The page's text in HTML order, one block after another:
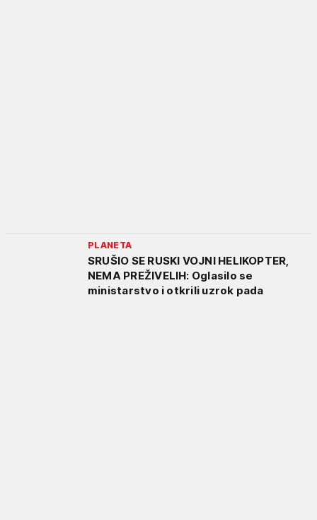
PLANETA
SRUŠIO SE RUSKI VOJNI HELIKOPTER,
NEMA PREŽIVELIH: Oglasilo se
ministarstvo i otkrili uzrok pada